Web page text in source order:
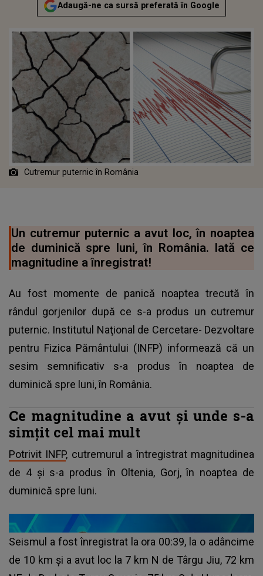
Adaugă-ne ca sursă preferată în Google
Cutremur puternic în România
Un cutremur puternic a avut loc, în noaptea
de duminică spre luni, în România. Iată ce
magnitudine a înregistrat!
Au fost momente de panică noaptea trecută în
rândul gorjenilor după ce s-a produs un cutremur
puternic. Institutul Naţional de Cercetare- Dezvoltare
pentru Fizica Pământului (INFP) informează că un
sesim semnificativ s-a produs în noaptea de
duminică spre luni, în România.
Ce magnitudine a avut și unde s-a
simțit cel mai mult
Potrivit INFP, cutremurul a întregistrat magnitudinea
de 4 și s-a produs în Oltenia, Gorj, în noaptea de
duminică spre luni.
Seismul a fost înregistrat la ora 00:39, la o adâncime
de 10 km și a avut loc la 7 km N de Târgu Jiu, 72 km